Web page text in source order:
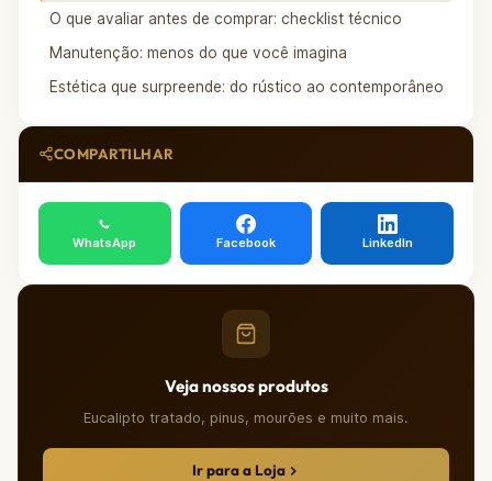
O que avaliar antes de comprar: checklist técnico
Manutenção: menos do que você imagina
Estética que surpreende: do rústico ao contemporâneo
COMPARTILHAR
WhatsApp Facebook LinkedIn
Veja nossos produtos
Eucalipto tratado, pinus, mourões e muito mais.
Ir para a Loja